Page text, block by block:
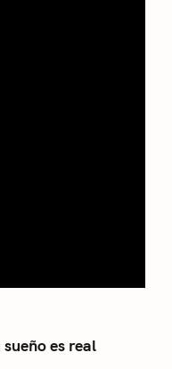
es real